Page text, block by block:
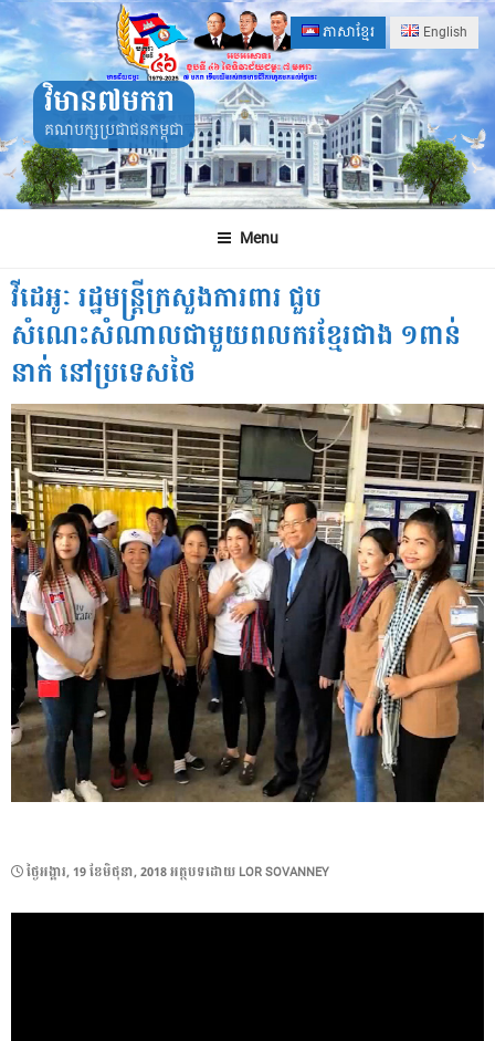
Skip
to
content
ភាសាខ្មែរ English
វិមាន៧មករា
គណបក្សប្រជាជនកម្ពុជា
Menu
វីដេអូៈ រដ្ឋមន្ត្រីក្រសួងការពារ ជួប
សំណេះសំណាលជាមួយពលករខ្មែរជាង ១ពាន់
នាក់ នៅប្រទេសថៃ
POSTED
ថ្ងៃ​អង្គារ, 19 ខែ​មិថុនា, 2018អត្ថបទដោយ LOR SOVANNEY